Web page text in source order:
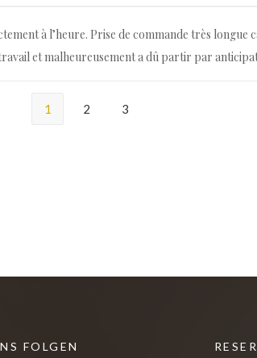
à l’heure. Prise de commande très longue
et malheureusement a dû partir par
1 2 3
FOLGEN